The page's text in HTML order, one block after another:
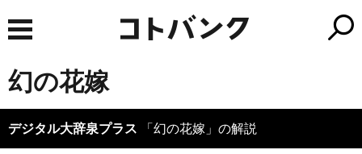
幻の花嫁
デジタル大辞泉プラス 「幻の花嫁」の解説